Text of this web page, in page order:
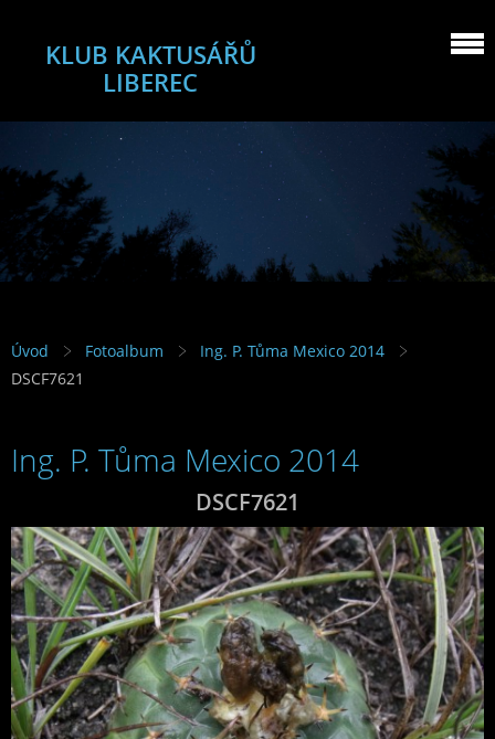
KLUB KAKTUSÁŘŮ
LIBEREC
Úvod Fotoalbum
Ing. P. Tůma Mexico 2014
DSCF7621
Ing. P. Tůma Mexico 2014
DSCF7621